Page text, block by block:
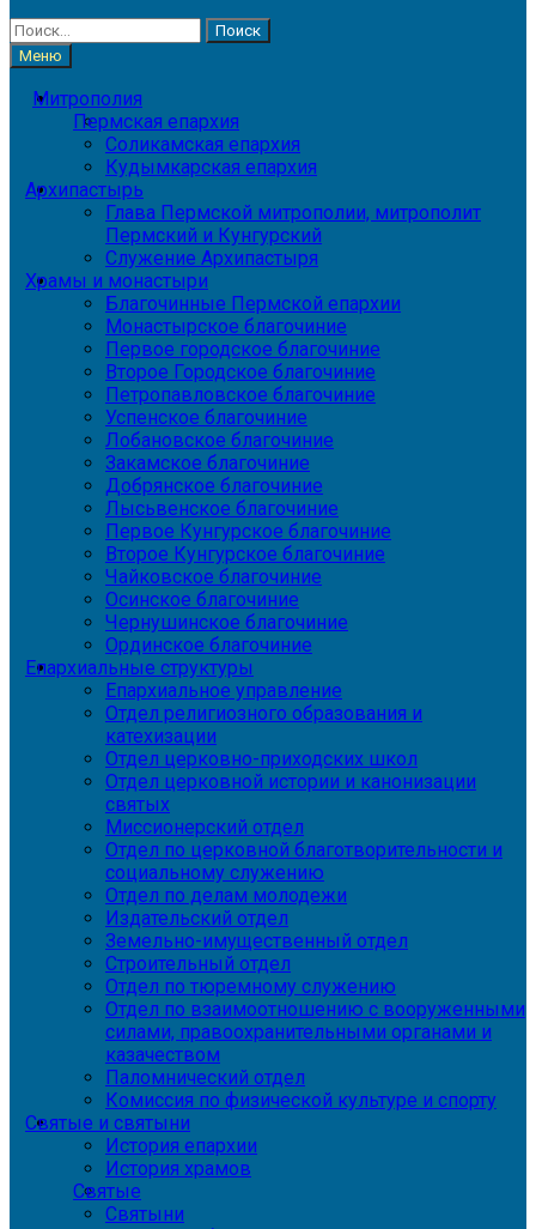
Найти:
Меню
Митрополия
Пермская епархия
Соликамская епархия
Кудымкарская епархия
Архипастырь
Глава Пермской митрополии, митрополит
Пермский и Кунгурский
Служение Архипастыря
Храмы и монастыри
Благочинные Пермской епархии
Монастырское благочиние
Первое городское благочиние
Второе Городское благочиние
Петропавловское благочиние
Успенское благочиние
Лобановское благочиние
Закамское благочиние
Добрянское благочиние
Лысьвенское благочиние
Первое Кунгурское благочиние
Второе Кунгурское благочиние
Чайковское благочиние
Осинское благочиние
Чернушинское благочиние
Ординское благочиние
Епархиальные структуры
Епархиальное управление
Отдел религиозного образования и
катехизации
Отдел церковно-приходских школ
Отдел церковной истории и канонизации
святых
Миссионерский отдел
Отдел по церковной благотворительности и
социальному служению
Отдел по делам молодежи
Издательский отдел
Земельно-имущественный отдел
Строительный отдел
Отдел по тюремному служению
Отдел по взаимоотношению с вооруженными
силами, правоохранительными органами и
казачеством
Паломнический отдел
Комиссия по физической культуре и спорту
Святые и святыни
История епархии
История храмов
Святые
Святыни